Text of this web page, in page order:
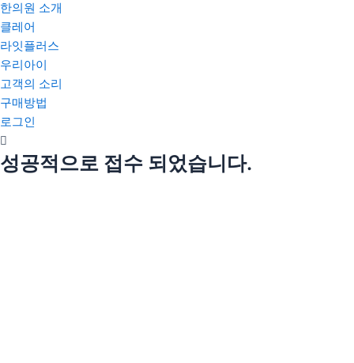
한의원 소개
클레어
라잇플러스
우리아이
고객의 소리
구매방법
로그인
성공적으로 접수 되었습니다.